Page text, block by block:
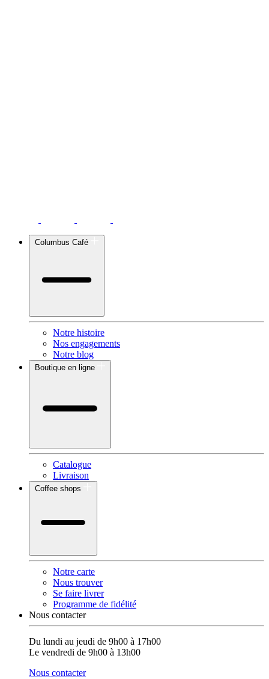
Columbus Café
Notre histoire
Nos engagements
Notre blog
Boutique en ligne
Catalogue
Livraison
Coffee shops
Notre carte
Nous trouver
Se faire livrer
Programme de fidélité
Nous contacter
Du lundi au jeudi de 9h00 à 17h00
Le vendredi de 9h00 à 13h00
Nous contacter